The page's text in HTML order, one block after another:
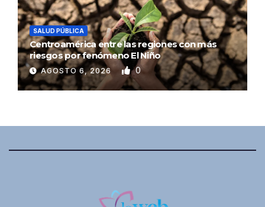
SALUD PÚBLICA
Centroamérica entre las regiones con más
riesgos por fenómeno El Niño
AGOSTO 6, 2026 0